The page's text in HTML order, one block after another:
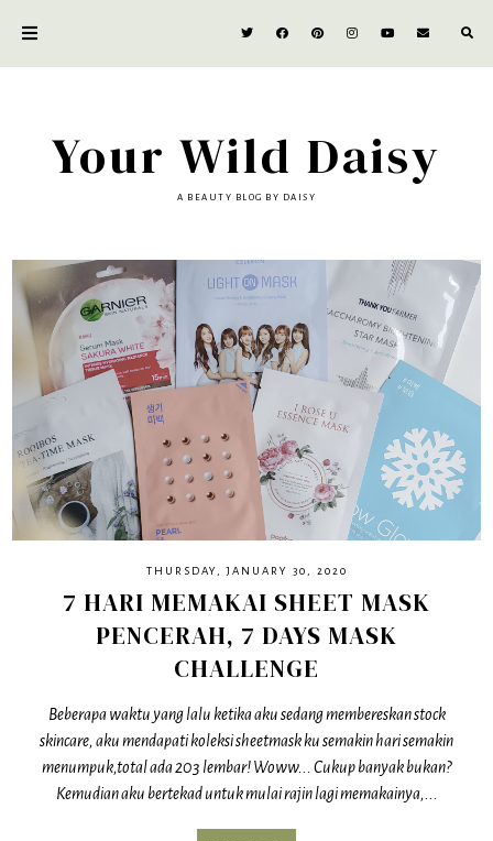
Your Wild Daisy
A BEAUTY BLOG BY DAISY
THURSDAY, JANUARY 30, 2020
7 HARI MEMAKAI SHEET MASK
PENCERAH, 7 DAYS MASK
CHALLENGE
Beberapa waktu yang lalu ketika aku sedang membereskan stock
skincare, aku mendapati koleksi sheetmask ku semakin hari semakin
menumpuk,total ada 203 lembar! Woww... Cukup banyak bukan?
Kemudian aku bertekad untuk mulai rajin lagi memakainya,...